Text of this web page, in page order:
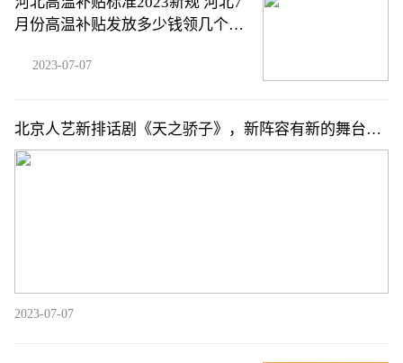
月份高温补贴发放多少钱领几个
2023-07-07
北京人艺新排话剧《天之骄子》，新阵容有新的舞台解
读
2023-07-07